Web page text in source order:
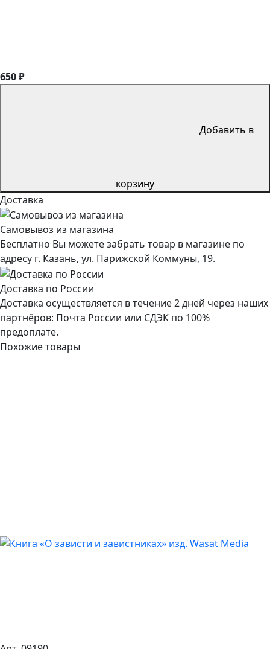
650 ₽
Добавить в
корзину
Доставка
Самовывоз из магазина
Бесплатно Вы можете забрать товар в магазине по
адресу г. Казань, ул. Парижской Коммуны, 19.
Доставка по России
Доставка осуществляется в течение 2 дней через наших
партнёров: Почта России или СДЭК по 100%
предоплате.
Похожие товары